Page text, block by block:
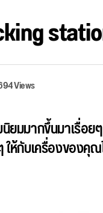
Views
ยมมากขึ้นมาเรื่อ
ห้กับเครื่องของคุ